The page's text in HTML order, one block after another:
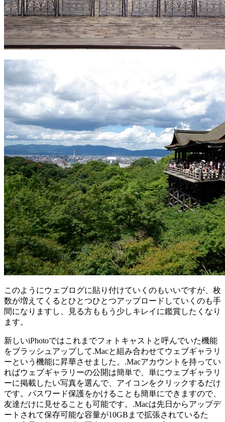
このようにウェブログに貼り付けていくのもいいですが、枚
数が増えてくるとひとつひとつアップロードしていくのも手
間になりますし、見る方ももう少しキレイに鑑賞したくなり
ます。
新しいiPhotoではこれまでフォトキャストと呼んでいた機能
をブラッシュアップして.Macと組み合わせてウェブギャラリ
ーという機能に昇華させました。.Macアカウントを持ってい
ればウェブギャラリーの公開は簡単で、単にウェブギャラリ
ーに掲載したい写真を選んで、アイコンをクリックするだけ
です。パスワード保護をかけることも簡単にできますので、
友達だけに見せることも可能です。.Macは先日からアップデ
ートされて保存可能な容量が10GBまで拡張されているた